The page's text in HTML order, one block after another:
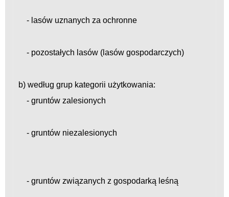
- lasów uznanych za ochronne
- pozostałych lasów (lasów gospodarczych)
b) według grup kategorii użytkowania:
- gruntów zalesionych
- gruntów niezalesionych
- gruntów związanych z gospodarką leśną